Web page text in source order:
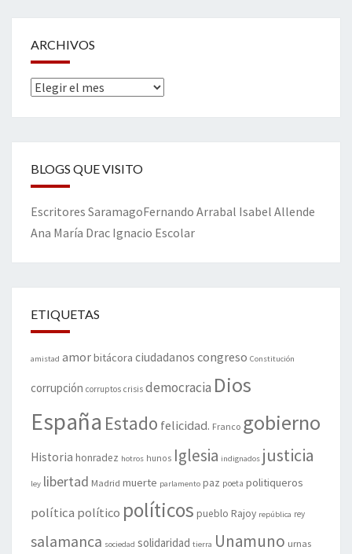
ARCHIVOS
Archivos
BLOGS QUE VISITO
Escritores SaramagoFernando Arrabal Isabel Allende
Ana María Drac Ignacio Escolar
ETIQUETAS
amistad amorbitácora ciudadanos congreso Constitución
corrupción corruptos crisis democracia Dios
España Estado felicidad. Franco gobierno
Historia honradez hotros hunos Iglesia indignados justicia
ley libertad Madrid muerte parlamento paz poeta politiqueros
política político políticos pueblo Rajoy república rey
salamanca sociedad solidaridad tierra Unamuno urnas